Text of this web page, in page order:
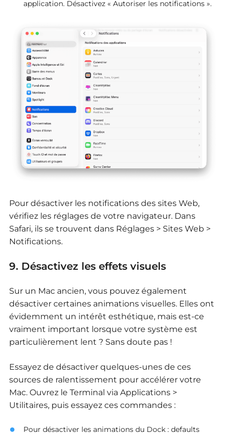
application. Désactivez « Autoriser les notifications ».
Pour désactiver les notifications des sites Web,
vérifiez les réglages de votre navigateur. Dans
Safari, ils se trouvent dans Réglages > Sites Web >
Notifications.
9. Désactivez les effets visuels
Sur un Mac ancien, vous pouvez également
désactiver certaines animations visuelles. Elles ont
évidemment un intérêt esthétique, mais est-ce
vraiment important lorsque votre système est
particulièrement lent ? Sans doute pas !
Essayez de désactiver quelques-unes de ces
sources de ralentissement pour accélérer votre
Mac. Ouvrez le Terminal via Applications >
Utilitaires, puis essayez ces commandes :
Pour désactiver les animations du Dock : defaults